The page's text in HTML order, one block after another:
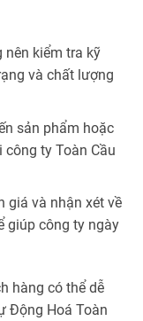
nên kiểm tra kỹ
và chất lượng
sản phẩm hoặc
công ty Toàn Cầu
giá và nhận xét về
giúp công ty ngày
hàng có thể dễ
Động Hoá Toàn